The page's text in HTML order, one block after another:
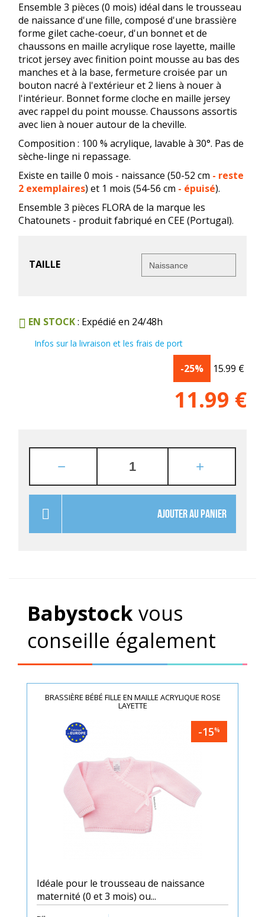
Ensemble 3 pièces (0 mois) idéal dans le trousseau
de naissance d'une fille, composé d'une brassière
forme gilet cache-coeur, d'un bonnet et de
chaussons en maille acrylique rose layette, maille
tricot jersey avec finition point mousse au bas des
manches et à la base, fermeture croisée par un
bouton nacré à l'extérieur et 2 liens à nouer à
l'intérieur. Bonnet forme cloche en maille jersey
avec rappel du point mousse. Chaussons assortis
avec lien à nouer autour de la cheville.
Composition : 100 % acrylique, lavable à 30°. Pas de
sèche-linge ni repassage.
Existe en taille 0 mois - naissance (50-52 cm - reste
2 exemplaires) et 1 mois (54-56 cm - épuisé).
Ensemble 3 pièces FLORA de la marque les
Chatounets - produit fabriqué en CEE (Portugal).
TAILLE
EN STOCK: Expédié en 24/48h
Infos sur la livraison et les frais de port
-25% 15.99 €
11.99 €
AJOUTER AU PANIER
Babystockvous
conseille également
BRASSIÈRE BÉBÉ FILLE EN MAILLE ACRYLIQUE ROSE
LAYETTE
-15%
Idéale pour le trousseau de naissance
maternité (0 et 3 mois) ou...